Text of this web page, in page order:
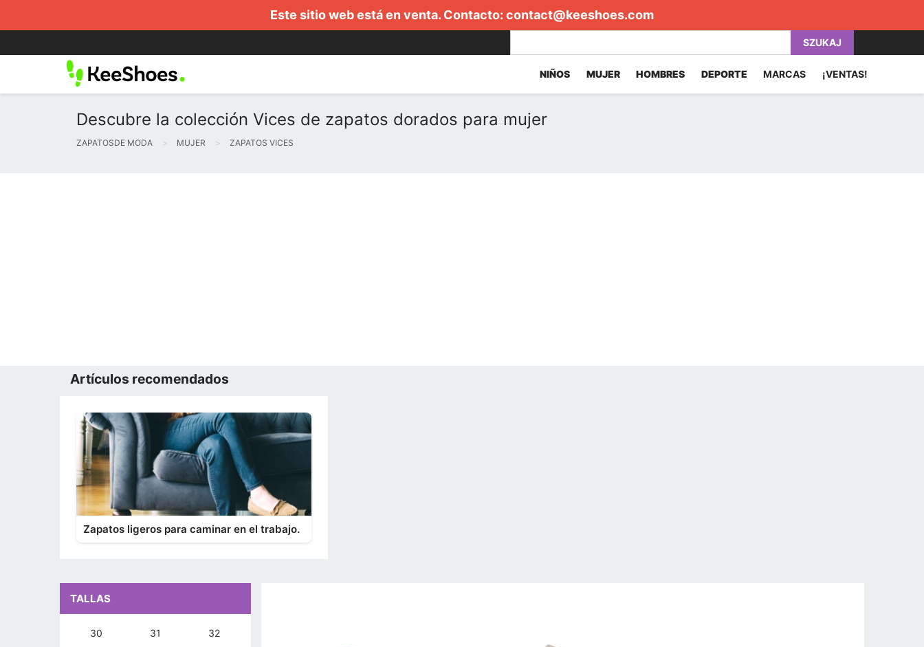
Este sitio web está en venta. Contacto: contact@keeshoes.com
SZUKAJ
NIÑOS MUJER HOMBRES DEPORTE MARCAS ¡VENTAS!
Descubre la colección Vices de zapatos dorados para mujer
ZAPATOSDE MODA MUJER ZAPATOS VICES
Artículos recomendados
Zapatos ligeros para caminar en el trabajo.
TALLAS
30 31 32